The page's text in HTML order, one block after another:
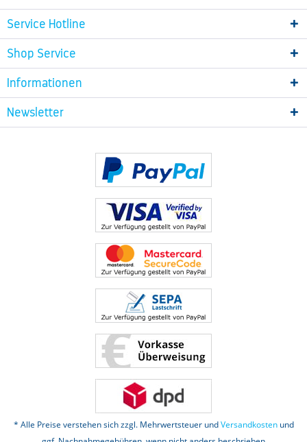
Service Hotline
Shop Service
Informationen
Newsletter
* Alle Preise verstehen sich zzgl. Mehrwertsteuer undVersandkostenund